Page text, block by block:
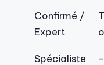
Confirmé /
Expert
Spécialiste